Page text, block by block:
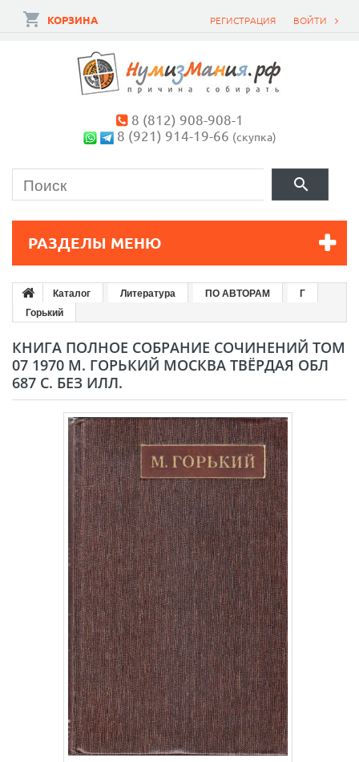
ВОЙТИ
РЕГИСТРАЦИЯ
КОРЗИНА
8 (812) 908-908-1
8 (921) 914-19-66 (скупка)
РАЗДЕЛЫ МЕНЮ
Каталог Литература ПО АВТОРАМ
Г
Горький
КНИГА ПОЛНОЕ СОБРАНИЕ СОЧИНЕНИЙ ТОМ
07 1970 М. ГОРЬКИЙ МОСКВА ТВЁРДАЯ ОБЛ
687 С. БЕЗ ИЛЛ.